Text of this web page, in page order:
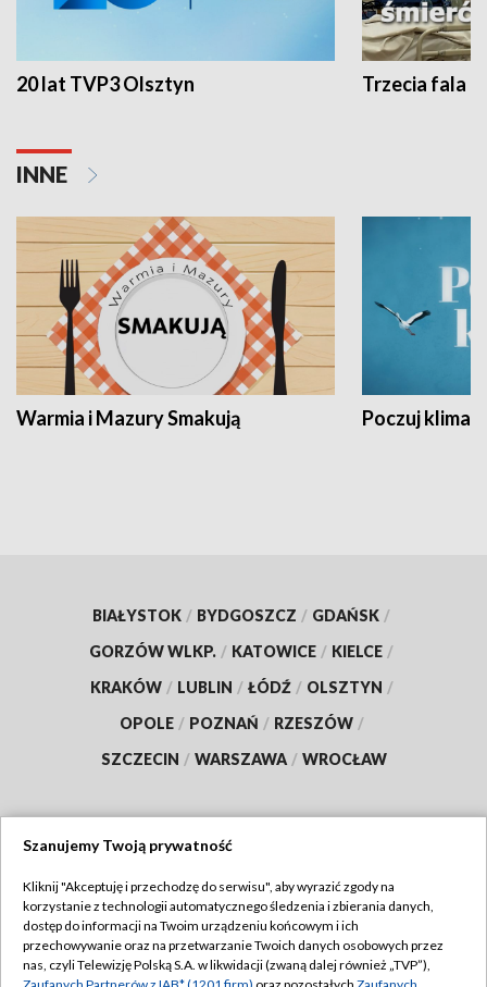
20 lat TVP3 Olsztyn Trzecia fala -
INNE
Warmia i Mazury Smakują Poczuj klimat
BIAŁYSTOK / BYDGOSZCZ / GDAŃSK /
GORZÓW WLKP. / KATOWICE / KIELCE /
KRAKÓW / LUBLIN / ŁÓDŹ / OLSZTYN /
OPOLE / POZNAŃ / RZESZÓW /
SZCZECIN / WARSZAWA / WROCŁAW
TVP
Abonament TVP
Emisja w TVP
Regulamin TVP
Szanujemy Twoją prywatność
Kliknij "Akceptuję i przechodzę do serwisu", aby wyrazić zgody na
korzystanie z technologii automatycznego śledzenia i zbierania danych,
dostęp do informacji na Twoim urządzeniu końcowym i ich
przechowywanie oraz na przetwarzanie Twoich danych osobowych przez
nas, czyli Telewizję Polską S.A. w likwidacji (zwaną dalej również „TVP”),